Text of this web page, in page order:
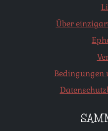
Über
Bedingungen